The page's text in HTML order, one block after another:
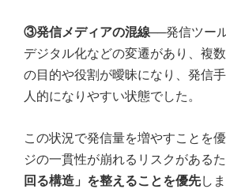
③発信メディアの混線──発信ツー
デジタル化などの変遷があり、複
の目的や役割が曖昧になり、発信
人的になりやすい状態でした。
この状況で発信量を増やすことを
ジの一貫性が崩れるリスクがある
回る構造」を整えることを優先し